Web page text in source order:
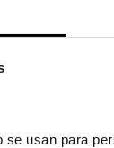
usan para